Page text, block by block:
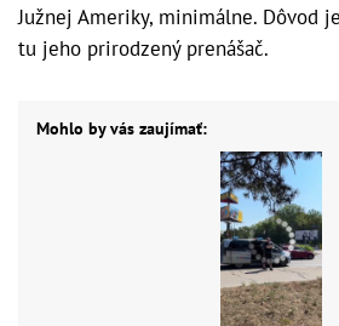
Južnej Ameriky, minimálne. Dôvod
tu jeho prirodzený prenášač.
Mohlo by vás zaujímať: